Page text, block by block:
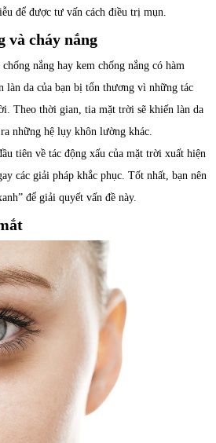
để được tư vấn cách điều trị mụn.
và cháy nắng
nắng hay kem chống nắng có hàm
làn da của bạn bị tổn thương vì những tác
Theo thời gian, tia mặt trời sẽ khiến làn da
những hệ lụy khôn lường khác.
tiên về tác động xấu của mặt trời xuất hiện
các giải pháp khắc phục. Tốt nhất, bạn nên
để giải quyết vấn đề này.